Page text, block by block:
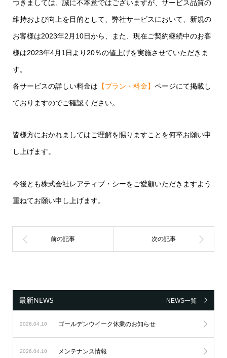
つきましては、誠に不本意ではございますが、サービス品質の
維持および向上を目的として、弊社サービスにおいて、新規の
お客様は2023年2月10日から、また、現在ご契約継続中のお客
様は2023年4月1日より20％の値上げを実施させていただきま
す。
各サービスの詳しい料金は 【プラン・料金】 ページにて掲載し
ておりますのでご確認ください。
皆様方におかれましてはご理解を賜りますことを何卒お願い申
し上げます。
今後とも株式会社レアティブ・シーをご愛顧いただきますよう
重ねてお願い申し上げます。
最新NEWS NEWS一覧
2026.04.10 ゴールデンウイーク休業のお知らせ
2026.04.10 メンテナンス情報